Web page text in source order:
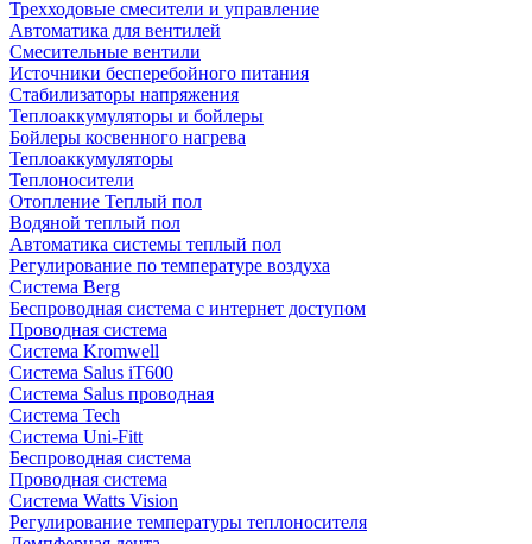
Трехходовые смесители и управление
Автоматика для вентилей
Смесительные вентили
Источники бесперебойного питания
Стабилизаторы напряжения
Теплоаккумуляторы и бойлеры
Бойлеры косвенного нагрева
Теплоаккумуляторы
Теплоносители
Отопление Теплый пол
Водяной теплый пол
Автоматика системы теплый пол
Регулирование по температуре воздуха
Система Berg
Беспроводная система с интернет доступом
Проводная система
Система Kromwell
Система Salus iT600
Система Salus проводная
Система Tech
Система Uni-Fitt
Беспроводная система
Проводная система
Система Watts Vision
Регулирование температуры теплоносителя